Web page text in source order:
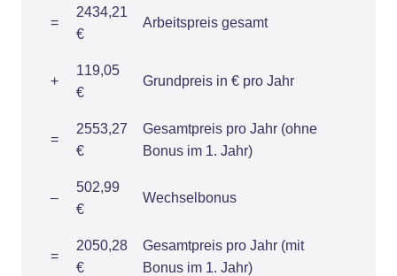
=
2434,21
€
Arbeitspreis gesamt
+
119,05
€
Grundpreis in € pro Jahr
=
2553,27
€
Gesamtpreis pro Jahr (ohne
Bonus im 1. Jahr)
–
502,99
€
Wechselbonus
=
2050,28
€
Gesamtpreis pro Jahr (mit
Bonus im 1. Jahr)